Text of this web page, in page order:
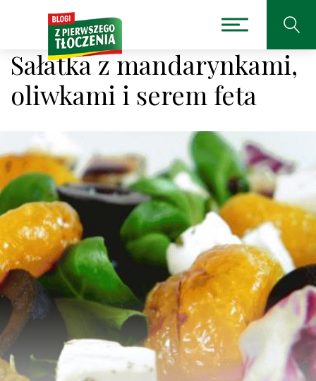
Sałatka z mandarynkami,
oliwkami i serem feta